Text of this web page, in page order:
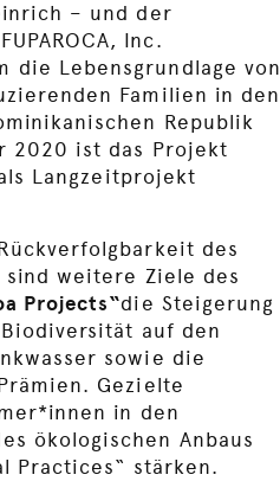
– und der
Inc.
die Lebensgrundlage von
Familien in den
Republik
2020 ist das Projekt
Langzeitprojekt
des
sind weitere Ziele des
Projects“die Steigerung
auf den
sowie die
Gezielte
in den
ökologischen Anbaus
Practices“ stärken.